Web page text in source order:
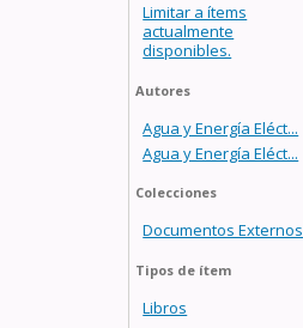
Limitar a ítems
actualmente
disponibles.
Autores
Agua y Energía Eléct...
Agua y Energía Eléct...
Colecciones
Documentos Externos
Tipos de ítem
Libros